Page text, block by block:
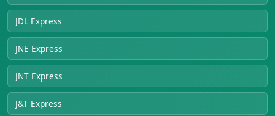
JDL Express
JNE Express
JNT Express
J&T Express